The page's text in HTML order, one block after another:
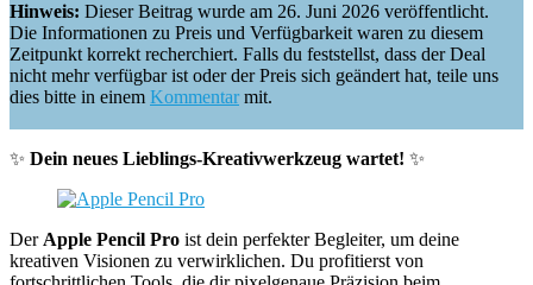
Hinweis: Dieser Beitrag wurde am 26. Juni 2026 veröffentlicht.
Die Informationen zu Preis und Verfügbarkeit waren zu diesem
Zeitpunkt korrekt recherchiert. Falls du feststellst, dass der Deal
nicht mehr verfügbar ist oder der Preis sich geändert hat, teile uns
dies bitte in einem Kommentarmit.
✨ Dein neues Lieblings-Kreativwerkzeug wartet! ✨
Der Apple Pencil Pro ist dein perfekter Begleiter, um deine
kreativen Visionen zu verwirklichen. Du profitierst von